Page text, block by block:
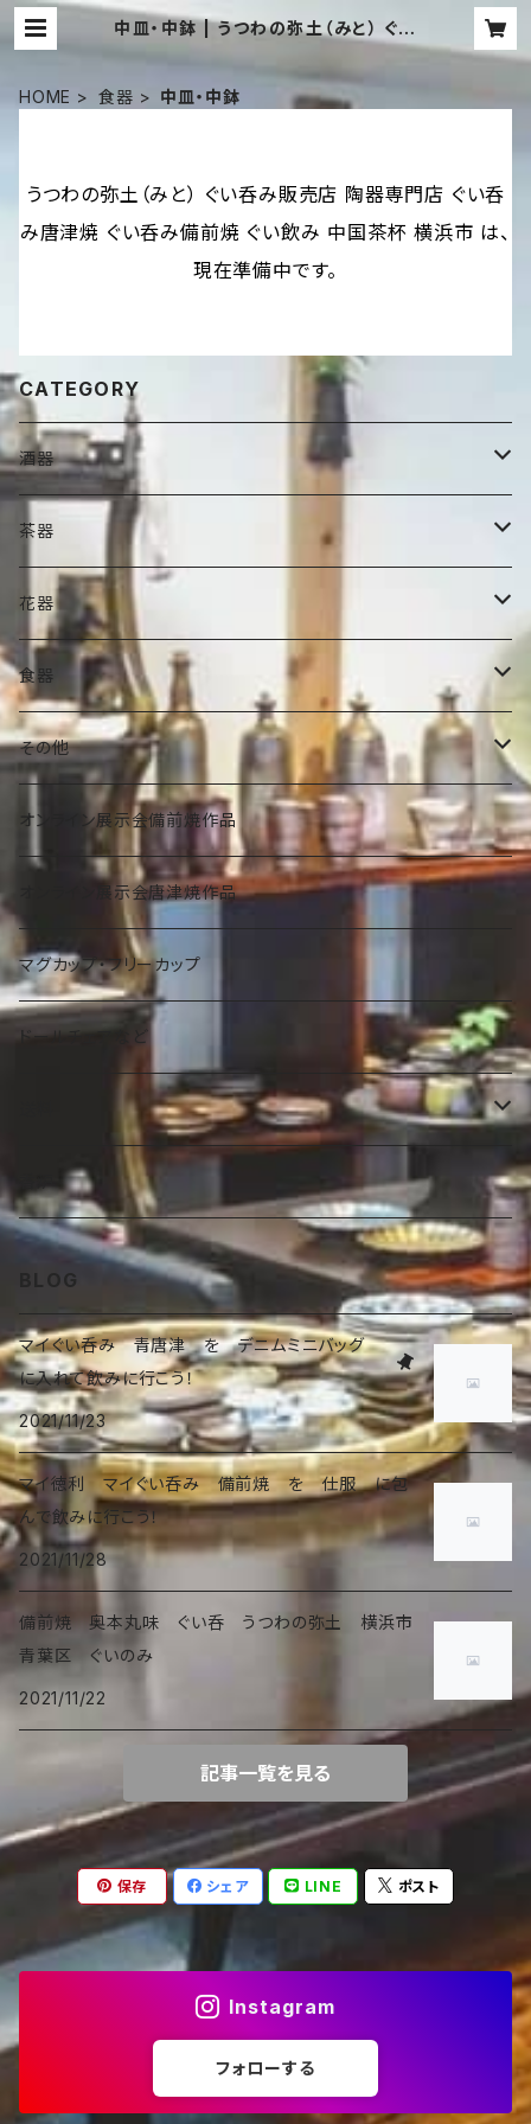
中皿・中鉢 | うつわの弥土（みと） ぐい
呑み販売店 陶器専門店 ぐい呑み唐津
HOME 食器 中皿・中鉢
うつわの弥土（みと） ぐい呑み販売店 陶器専門店 ぐい呑
み唐津焼 ぐい呑み備前焼 ぐい飲み 中国茶杯 横浜市 は、
現在準備中です。
CATEGORY
酒器
徳利・酒注
ぐい吞
ビアマグ
焼酎杯
その他
茶器
抹茶碗
小服茶碗
水差
茶入れ
宝瓶
急須
花器
ミニ花器
一輪挿し
水盤
その他
食器
豆皿・豆鉢
小皿・小鉢
大皿・大鉢
陶板・秋刀魚皿・その他
その他
壺
細工物
アクセサリー
オブジェ
オンライン展示会備前焼作品
オンライン展示会唐津焼作品
マグカップ・フリーカップ
ドールチェアなど
Australia 60size
BLOG
マイぐい呑み 青唐津 を デニムミニバッグ
に入れて飲みに行こう！
2021/11/23
マイ徳利 マイぐい呑み 備前焼 を 仕服 に包
んで飲みに行こう！
2021/11/28
備前焼 奥本丸味 ぐい呑 うつわの弥土 横浜市
青葉区 ぐいのみ
2021/11/22
記事一覧を見る
保存 シェア LINE ポスト
Instagram
フォローする